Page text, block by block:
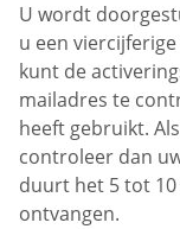
U wordt
u een
kunt de
mailadres te
heeft gebruikt.
controleer dan
duurt het 5 tot
ontvangen.